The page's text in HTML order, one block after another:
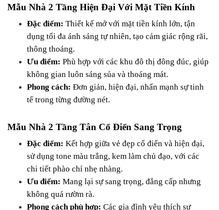
Mẫu Nhà 2 Tầng Hiện Đại Với Mặt Tiền Kính
Đặc điểm: Thiết kế mở với mặt tiền kính lớn, tận
dụng tối đa ánh sáng tự nhiên, tạo cảm giác rộng rãi,
thông thoáng.
Ưu điểm: Phù hợp với các khu đô thị đông đúc, giúp
không gian luôn sáng sủa và thoáng mát.
Phong cách: Đơn giản, hiện đại, nhấn mạnh sự tinh
tế trong từng đường nét.
Mẫu Nhà 2 Tầng Tân Cổ Điển Sang Trọng
Đặc điểm: Kết hợp giữa vẻ đẹp cổ điển và hiện đại,
sử dụng tone màu trắng, kem làm chủ đạo, với các
chi tiết phào chỉ nhẹ nhàng.
Ưu điểm: Mang lại sự sang trọng, đẳng cấp nhưng
không quá rườm rà.
Phong cách phù hợp: Các gia đình yêu thích sự